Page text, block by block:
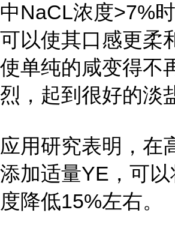
中NaCL浓度>7%
可以使其口感更柔
使单纯的咸变得不
烈，起到很好的淡
应用研究表明，在
添加适量YE，可
度降低15%左右。